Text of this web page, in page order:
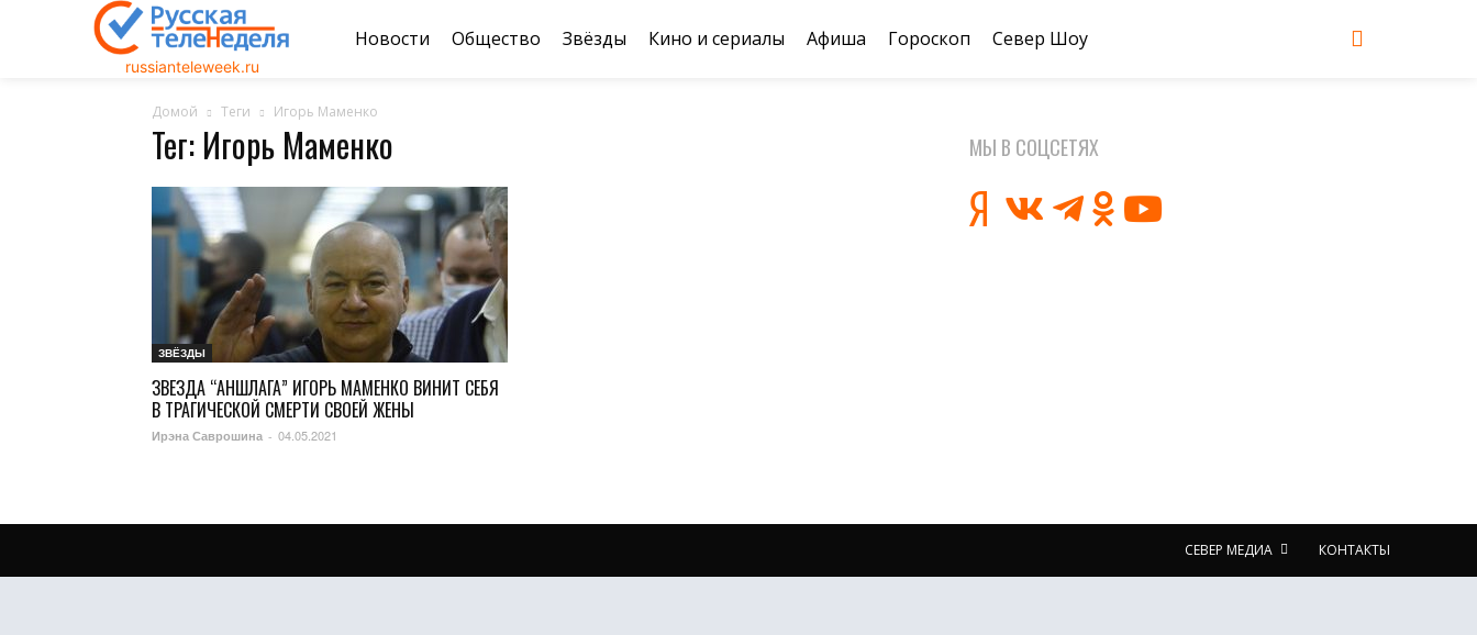
russianteleweek.ru
Новости Общество Звёзды Кино и сериалы Афиша Гороскоп Север Шоу
Домой Теги Игорь Маменко
Тег: Игорь Маменко
ЗВЁЗДЫ
ЗВЕЗДА “АНШЛАГА” ИГОРЬ МАМЕНКО ВИНИТ СЕБЯ
В ТРАГИЧЕСКОЙ СМЕРТИ СВОЕЙ ЖЕНЫ
Ирэна Саврошина - 04.05.2021
МЫ В СОЦСЕТЯХ
СЕВЕР МЕДИА КОНТАКТЫ